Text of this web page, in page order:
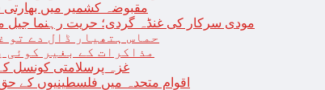
مقبوضہ کشمیر میں
مودی سرکار کی غنڈہ گردی؛ حریت رہنما جیل
حماس ہتھیار ڈال دے تو
مذاکرات کے بغیر کوئی
غزہ پرسلامتی کونسل
اقوام متحدہ میں فلسطینیوں کے حق میں 5 قراردادیں منظور؛